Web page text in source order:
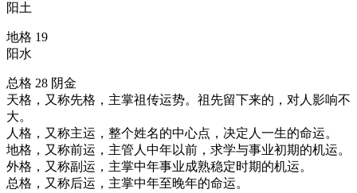
阳土
地格 19
阳水
总格 28 阴金
天格，又称先格，主掌祖传运势。祖先留下来的，对人影响不
大。
人格，又称主运，整个姓名的中心点，决定人一生的命运。
地格，又称前运，主管人中年以前，求学与事业初期的机运。
外格，又称副运，主掌中年事业成熟稳定时期的机运。
总格，又称后运，主掌中年至晚年的命运。